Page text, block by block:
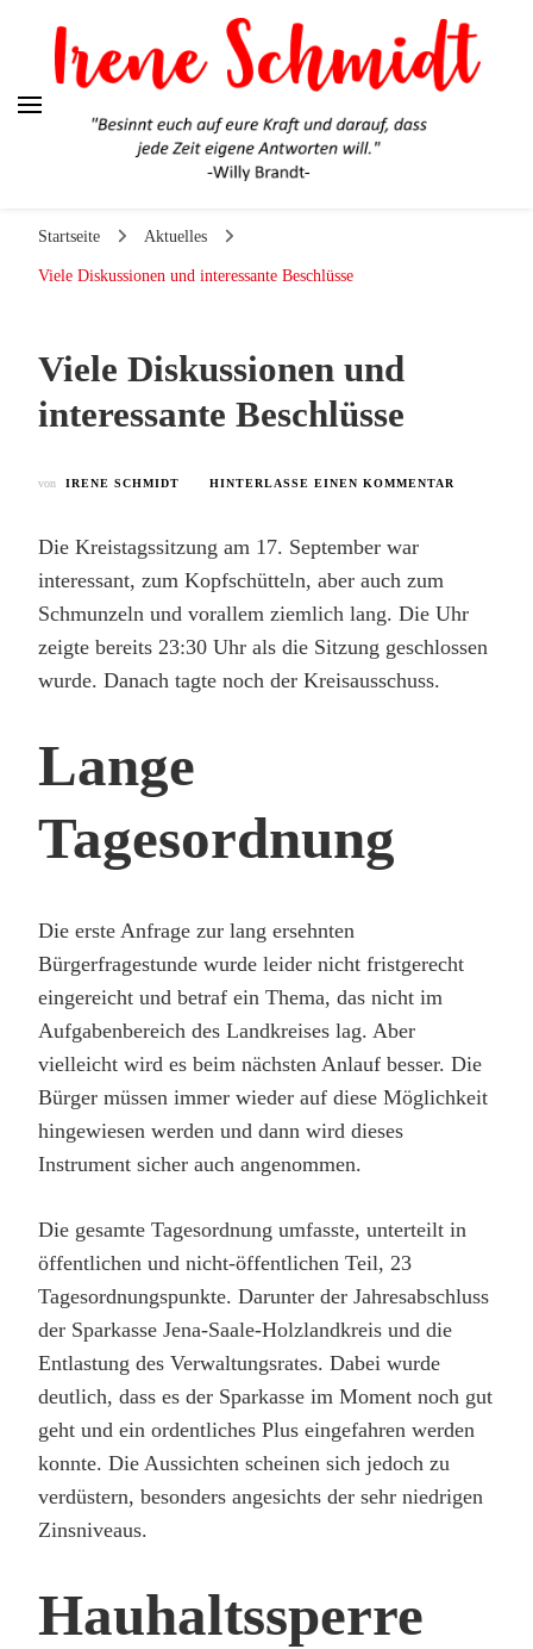
Startseite Aktuelles
Viele Diskussionen und interessante Beschlüsse
Viele Diskussionen und
interessante Beschlüsse
von IRENE SCHMIDT HINTERLASSE EINEN KOMMENTAR
Die Kreistagssitzung am 17. September war
interessant, zum Kopfschütteln, aber auch zum
Schmunzeln und vorallem ziemlich lang. Die Uhr
zeigte bereits 23:30 Uhr als die Sitzung geschlossen
wurde. Danach tagte noch der Kreisausschuss.
Lange
Tagesordnung
Die erste Anfrage zur lang ersehnten
Bürgerfragestunde wurde leider nicht fristgerecht
eingereicht und betraf ein Thema, das nicht im
Aufgabenbereich des Landkreises lag. Aber
vielleicht wird es beim nächsten Anlauf besser. Die
Bürger müssen immer wieder auf diese Möglichkeit
hingewiesen werden und dann wird dieses
Instrument sicher auch angenommen.
Die gesamte Tagesordnung umfasste, unterteilt in
öffentlichen und nicht-öffentlichen Teil, 23
Tagesordnungspunkte. Darunter der Jahresabschluss
der Sparkasse Jena-Saale-Holzlandkreis und die
Entlastung des Verwaltungsrates. Dabei wurde
deutlich, dass es der Sparkasse im Moment noch gut
geht und ein ordentliches Plus eingefahren werden
konnte. Die Aussichten scheinen sich jedoch zu
verdüstern, besonders angesichts der sehr niedrigen
Zinsniveaus.
Hauhaltssperre